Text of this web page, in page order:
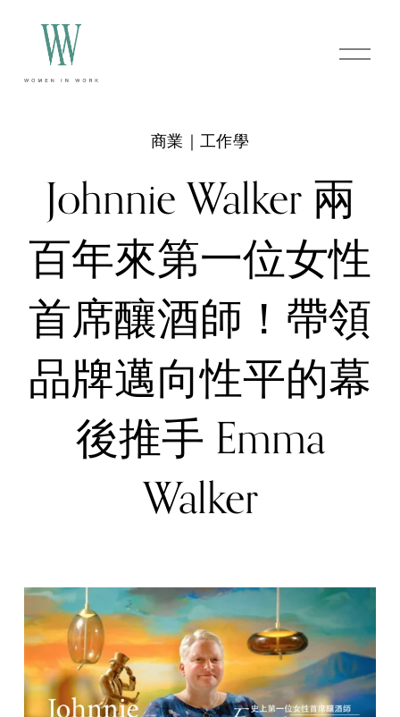
O
p
Johnnie Walker 兩
百年來第一位女性
首席釀酒師！帶領
品牌邁向性平的幕
後推手 Emma
Walker
商業｜工作學